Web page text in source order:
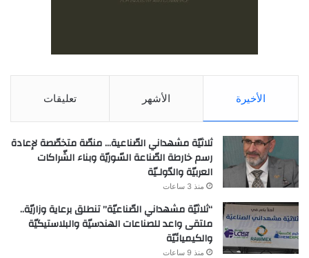
الأخيرة الأشهر تعليقات
ثلاثيّة مشهداني الصّناعية… منصّة متخصّصة لإعادة
رسم خارطة الصّناعة السّوريّة وبناء الشّراكات
العربيّة والدّولـيّة
منذ 3 ساعات
“ثلاثيّة مشهداني الصّناعيّة” تنطلق برعاية وزاريّة..
ملتقى واعد للصناعات الهندسيّة والبلاستيكيّة
والكيميائيّة
منذ 9 ساعات